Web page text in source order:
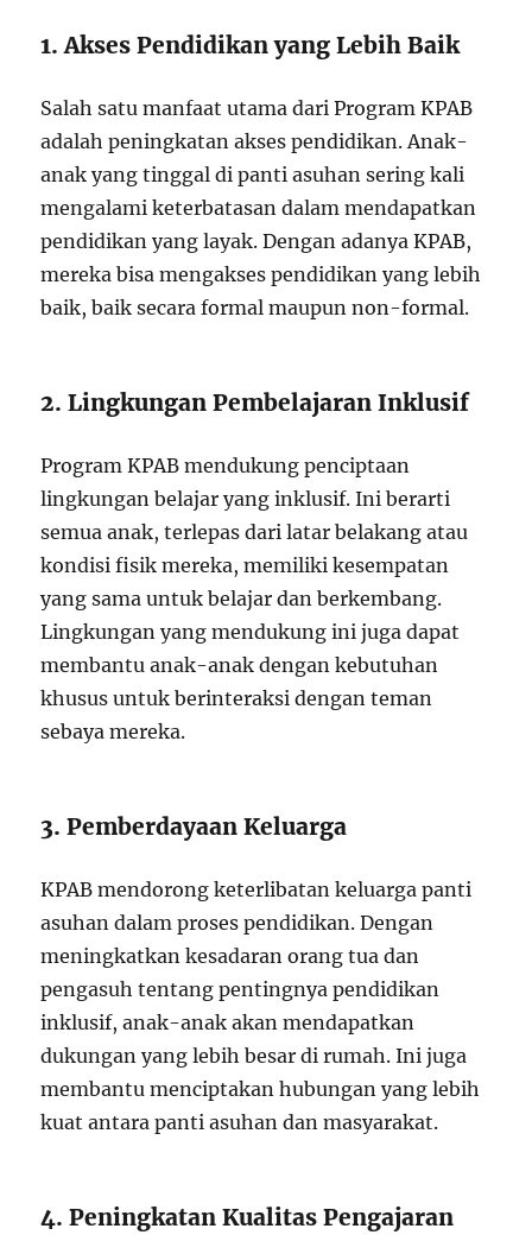
1. Akses Pendidikan yang Lebih Baik
Salah satu manfaat utama dari Program KPAB
adalah peningkatan akses pendidikan. Anak-
anak yang tinggal di panti asuhan sering kali
mengalami keterbatasan dalam mendapatkan
pendidikan yang layak. Dengan adanya KPAB,
mereka bisa mengakses pendidikan yang lebih
baik, baik secara formal maupun non-formal.
2. Lingkungan Pembelajaran Inklusif
Program KPAB mendukung penciptaan
lingkungan belajar yang inklusif. Ini berarti
semua anak, terlepas dari latar belakang atau
kondisi fisik mereka, memiliki kesempatan
yang sama untuk belajar dan berkembang.
Lingkungan yang mendukung ini juga dapat
membantu anak-anak dengan kebutuhan
khusus untuk berinteraksi dengan teman
sebaya mereka.
3. Pemberdayaan Keluarga
KPAB mendorong keterlibatan keluarga panti
asuhan dalam proses pendidikan. Dengan
meningkatkan kesadaran orang tua dan
pengasuh tentang pentingnya pendidikan
inklusif, anak-anak akan mendapatkan
dukungan yang lebih besar di rumah. Ini juga
membantu menciptakan hubungan yang lebih
kuat antara panti asuhan dan masyarakat.
4. Peningkatan Kualitas Pengajaran